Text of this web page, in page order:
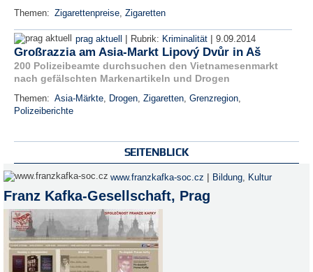
Themen: Zigarettenpreise, Zigaretten
prag aktuell | Rubrik: Kriminalität | 9.09.2014
Großrazzia am Asia-Markt Lipový Dvůr in Aš
200 Polizeibeamte durchsuchen den Vietnamesenmarkt
nach gefälschten Markenartikeln und Drogen
Themen: Asia-Märkte, Drogen, Zigaretten, Grenzregion,
Polizeiberichte
SEITENBLICK
www.franzkafka-soc.cz | Bildung, Kultur
Franz Kafka-Gesellschaft, Prag